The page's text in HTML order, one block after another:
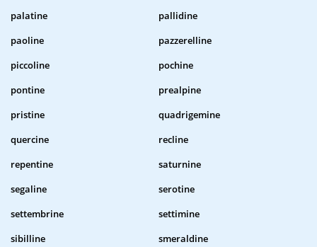
palatine
pallidine
paoline
pazzerelline
piccoline
pochine
pontine
prealpine
pristine
quadrigemine
quercine
recline
repentine
saturnine
segaline
serotine
settembrine
settimine
sibilline
smeraldine